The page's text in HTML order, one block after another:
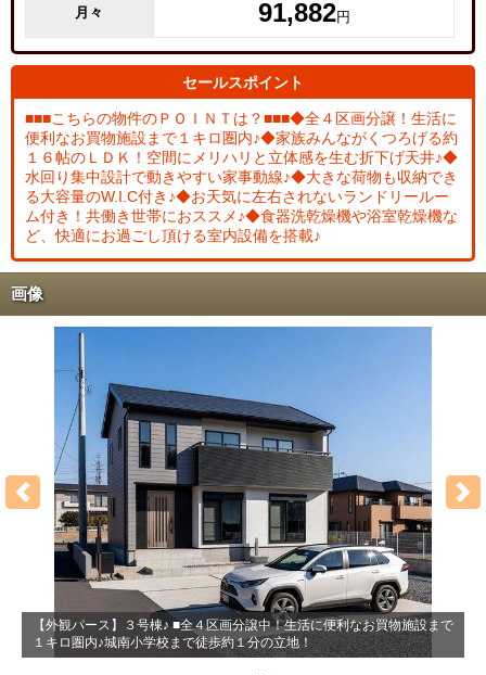
月々 91,882円
セールスポイント
■■■こちらの物件のＰＯＩＮＴは？■■■◆全４区画分譲！生活に
便利なお買物施設まで１キロ圏内♪◆家族みんながくつろげる約
１６帖のＬＤＫ！空間にメリハリと立体感を生む折下げ天井♪◆
水回り集中設計で動きやすい家事動線♪◆大きな荷物も収納でき
る大容量のW.I.C付き♪◆お天気に左右されないランドリールー
ム付き！共働き世帯におススメ♪◆食器洗乾燥機や浴室乾燥機な
ど、快適にお過ごし頂ける室内設備を搭載♪
画像
【外観パース】３号棟♪ ■全４区画分譲中！生活に便利なお買物施設まで
１キロ圏内♪城南小学校まで徒歩約１分の立地！